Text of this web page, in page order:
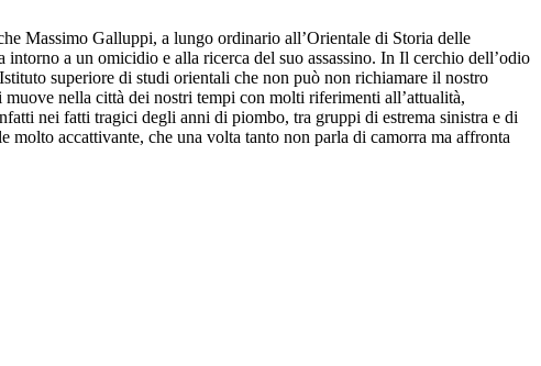
Massimo Galluppi, a lungo ordinario all’Orientale di Storia delle
a un omicidio e alla ricerca del suo assassino. In Il cerchio dell’odio
superiore di studi orientali che non può non richiamare il nostro
nella città dei nostri tempi con molti riferimenti all’attualità,
nei fatti tragici degli anni di piombo, tra gruppi di estrema sinistra e di
accattivante, che una volta tanto non parla di camorra ma affronta